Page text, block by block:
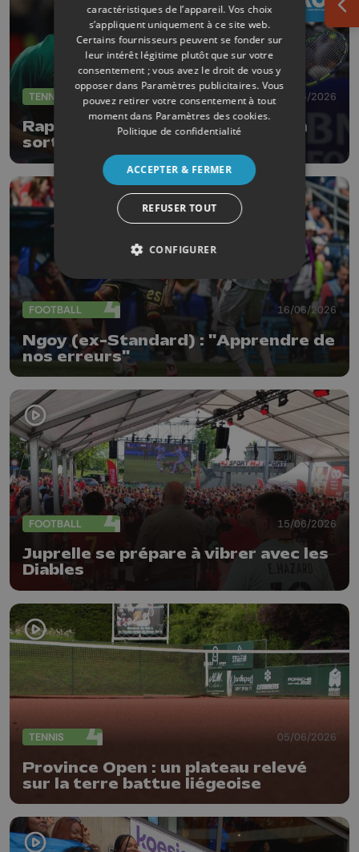
TENNIS 23/06/2026
Raphaël Collignon et David Goffin
sortis d'entrée
FOOTBALL 16/06/2026
Ngoy (ex-Standard) : "Apprendre de
nos erreurs"
FOOTBALL 15/06/2026
Juprelle se prépare à vibrer avec les
Diables
TENNIS 05/06/2026
Province Open : un plateau relevé
sur la terre battue liégeoise
caractéristiques de l’appareil. Vos choix
s’appliquent uniquement à ce site web.
Certains fournisseurs peuvent se fonder sur
leur intérêt légitime plutôt que sur votre
consentement ; vous avez le droit de vous y
opposer dans Paramètres publicitaires. Vous
pouvez retirer votre consentement à tout
moment dans Paramètres des cookies.
Politique de confidentialité
ACCEPTER & FERMER
REFUSER TOUT
CONFIGURER